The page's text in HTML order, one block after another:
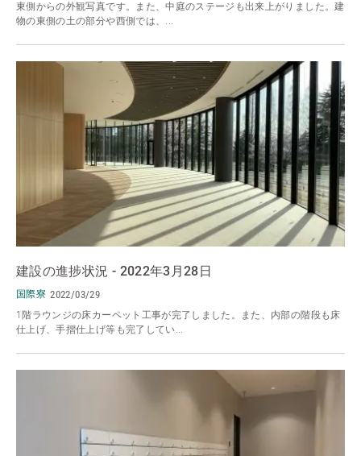
東側からの外観写真です。また、中庭のステージも出来上がりました。建
物の東側の土の部分や西側では、...
建設の進捗状況 - 2022年3月28日
国際寮 2022/03/29
1階ラウンジの床カーペット工事が完了しました。また、内部の階段も床
仕上げ、手摺仕上げ等も完了してい...